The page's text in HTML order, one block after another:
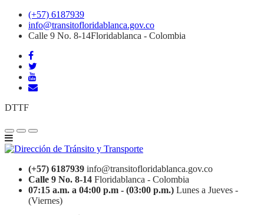
(+57) 6187939
info@transitofloridablanca.gov.co
Calle 9 No. 8-14Floridablanca - Colombia
DTTF
(+57) 6187939 info@transitofloridablanca.gov.co
Calle 9 No. 8-14 Floridablanca - Colombia
07:15 a.m. a 04:00 p.m - (03:00 p.m.) Lunes a Jueves -
(Viernes)